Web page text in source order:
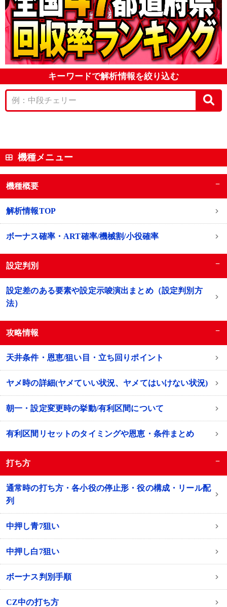
キーワードで解析情報を絞り込む
機種メニュー
機種概要 −
解析情報TOP
ボーナス確率・ART確率/機械割/小役確率
設定判別 −
設定差のある要素や設定示唆演出まとめ（設定判別方
法）
攻略情報 −
天井条件・恩恵/狙い目・立ち回りポイント
ヤメ時の詳細(ヤメていい状況、ヤメてはいけない状況)
朝一・設定変更時の挙動/有利区間について
有利区間リセットのタイミングや恩恵・条件まとめ
打ち方 −
通常時の打ち方・各小役の停止形・役の構成・リール配
列
中押し青7狙い
中押し白7狙い
ボーナス判別手順
CZ中の打ち方